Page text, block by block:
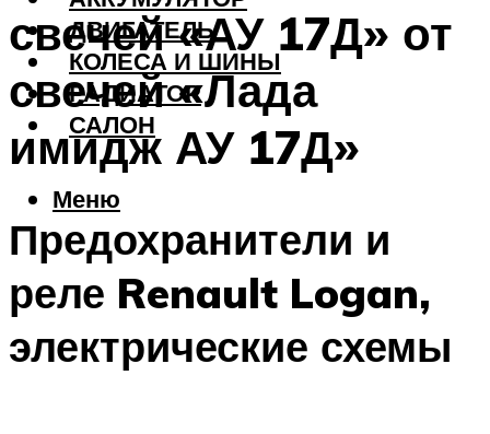
ДВИГАТЕЛЬ
КОЛЕСА И ШИНЫ
РАДИАТОР
САЛОН
Меню
свечей «АУ 17Д» от
свечей «Лада
имидж АУ 17Д»
Предохранители и
реле Renault Logan,
электрические схемы